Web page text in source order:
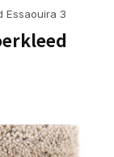
Essaouira 3